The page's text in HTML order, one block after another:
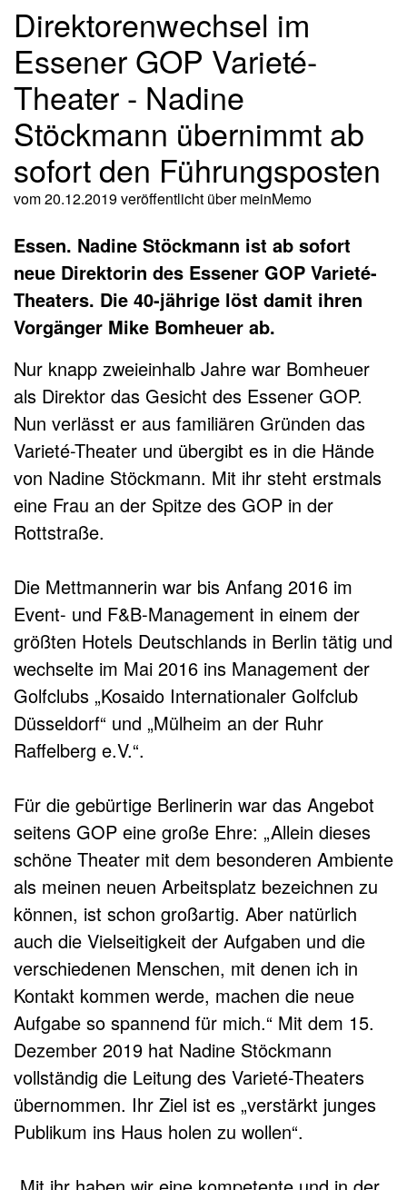
Direktorenwechsel im
Essener GOP Varieté-
Theater - Nadine
Stöckmann übernimmt ab
sofort den Führungsposten
vom 20.12.2019veröffentlicht übermeinMemo
Essen. Nadine Stöckmann ist ab sofort
neue Direktorin des Essener GOP Varieté-
Theaters. Die 40-jährige löst damit ihren
Vorgänger Mike Bomheuer ab.
Nur knapp zweieinhalb Jahre war Bomheuer
als Direktor das Gesicht des Essener GOP.
Nun verlässt er aus familiären Gründen das
Varieté-Theater und übergibt es in die Hände
von Nadine Stöckmann. Mit ihr steht erstmals
eine Frau an der Spitze des GOP in der
Rottstraße.
Die Mettmannerin war bis Anfang 2016 im
Event- und F&B-Management in einem der
größten Hotels Deutschlands in Berlin tätig und
wechselte im Mai 2016 ins Management der
Golfclubs „Kosaido Internationaler Golfclub
Düsseldorf“ und „Mülheim an der Ruhr
Raffelberg e.V.“.
Für die gebürtige Berlinerin war das Angebot
seitens GOP eine große Ehre: „Allein dieses
schöne Theater mit dem besonderen Ambiente
als meinen neuen Arbeitsplatz bezeichnen zu
können, ist schon großartig. Aber natürlich
auch die Vielseitigkeit der Aufgaben und die
verschiedenen Menschen, mit denen ich in
Kontakt kommen werde, machen die neue
Aufgabe so spannend für mich.“ Mit dem 15.
Dezember 2019 hat Nadine Stöckmann
vollständig die Leitung des Varieté-Theaters
übernommen. Ihr Ziel ist es „verstärkt junges
Publikum ins Haus holen zu wollen“.